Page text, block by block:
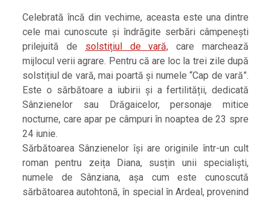
Celebrată încă din vechime, aceasta este una dintre
cele mai cunoscute și îndrăgite serbări câmpenești
prilejuită de solstițiul de vară, care marchează
mijlocul verii agrare. Pentru că are loc la trei zile după
solstițiul de vară, mai poartă și numele “Cap de vară”.
Este o sărbătoare a iubirii și a fertilității, dedicată
Sânzienelor sau Drăgaicelor, personaje mitice
nocturne, care apar pe câmpuri în noaptea de 23 spre
24 iunie.
Sărbătoarea Sânzienelor își are originile într-un cult
roman pentru zeița Diana, susțin unii specialiști,
numele de Sânziana, așa cum este cunoscută
sărbătoarea autohtonă, în special în Ardeal, provenind